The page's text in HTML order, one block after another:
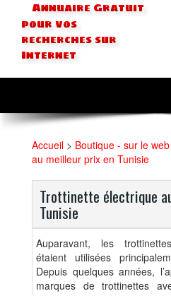
Annuaire Gratuit
pour vos
recherches sur
Internet
Accueil > Boutique - sur le web
au meilleur prix en Tunisie
Trottinette électrique
Tunisie
Auparavant, les
étaient utilisées
Depuis quelques années,
marques de trottinettes